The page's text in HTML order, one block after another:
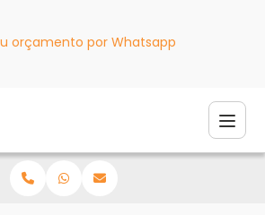
orçamento por Whatsapp